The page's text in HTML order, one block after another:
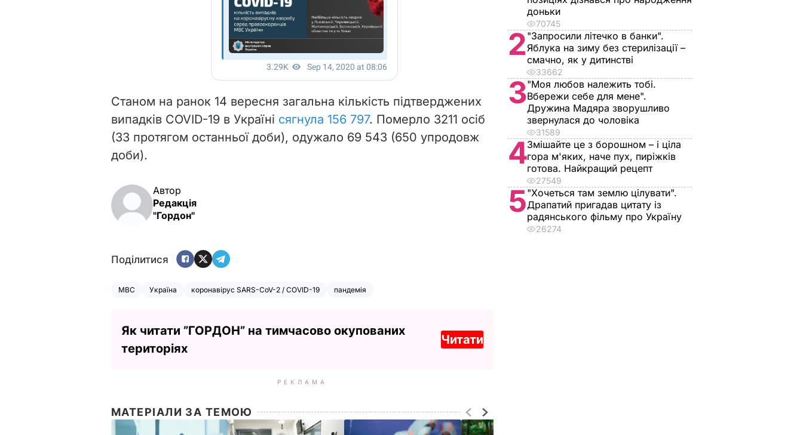
Станом на ранок 14 вересня загальна кількість підтверджених
випадків COVID-19 в Україні сягнула 156 797. Померло 3211 осіб
(33 протягом останньої доби), одужало 69 543 (650 упродовж
доби).
Автор
Редакція
"Гордон"
Поділитися
МВС Україна коронавірус SARS-CoV-2 / COVID-19 пандемія
Як читати ”ГОРДОН” на тимчасово окупованих
територіях
Читати
РЕКЛАМА
МАТЕРІАЛИ ЗА ТЕМОЮ
доньки
70745
2 "Запросили літечко в банки".
Яблука на зиму без стерилізації –
смачно, як у дитинстві
33662
3"Моя любов належить тобі.
Вбережи себе для мене".
Дружина Мадяра зворушливо
звернулася до чоловіка
31589
4Змішайте це з борошном – і ціла
гора м'яких, наче пух, пиріжків
готова. Найкращий рецепт
27549
5"Хочеться там землю цілувати".
Драпатий пригадав цитату із
радянського фільму про Україну
26274